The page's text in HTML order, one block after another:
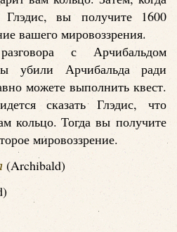
вы получите 1600
вашего мировоззрения.
с Арчибальдом
убили Арчибальда ради
можете выполнить квест.
сказать Глэдис, что
кольцо. Тогда вы получите
мировоззрение.
(Archibald)